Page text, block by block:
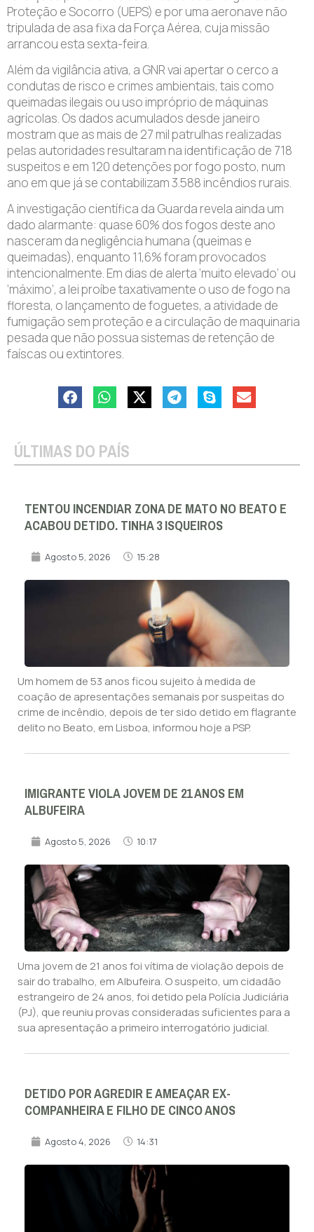
Proteção e Socorro (UEPS) e por uma aeronave não
tripulada de asa fixa da Força Aérea, cuja missão
arrancou esta sexta-feira.
Além da vigilância ativa, a GNR vai apertar o cerco a
condutas de risco e crimes ambientais, tais como
queimadas ilegais ou uso impróprio de máquinas
agrícolas. Os dados acumulados desde janeiro
mostram que as mais de 27 mil patrulhas realizadas
pelas autoridades resultaram na identificação de 718
suspeitos e em 120 detenções por fogo posto, num
ano em que já se contabilizam 3.588 incêndios rurais.
A investigação científica da Guarda revela ainda um
dado alarmante: quase 60% dos fogos deste ano
nasceram da negligência humana (queimas e
queimadas), enquanto 11,6% foram provocados
intencionalmente. Em dias de alerta ‘muito elevado’ ou
‘máximo’, a lei proíbe taxativamente o uso de fogo na
floresta, o lançamento de foguetes, a atividade de
fumigação sem proteção e a circulação de maquinaria
pesada que não possua sistemas de retenção de
faíscas ou extintores.
ÚLTIMAS DO PAÍS
TENTOU INCENDIAR ZONA DE MATO NO BEATO E
ACABOU DETIDO. TINHA 3 ISQUEIROS
Agosto 5, 2026 15:28
Um homem de 53 anos ficou sujeito à medida de
coação de apresentações semanais por suspeitas do
crime de incêndio, depois de ter sido detido em flagrante
delito no Beato, em Lisboa, informou hoje a PSP.
IMIGRANTE VIOLA JOVEM DE 21 ANOS EM
ALBUFEIRA
Agosto 5, 2026 10:17
Uma jovem de 21 anos foi vítima de violação depois de
sair do trabalho, em Albufeira. O suspeito, um cidadão
estrangeiro de 24 anos, foi detido pela Polícia Judiciária
(PJ), que reuniu provas consideradas suficientes para a
sua apresentação a primeiro interrogatório judicial.
DETIDO POR AGREDIR E AMEAÇAR EX-
COMPANHEIRA E FILHO DE CINCO ANOS
Agosto 4, 2026 14:31